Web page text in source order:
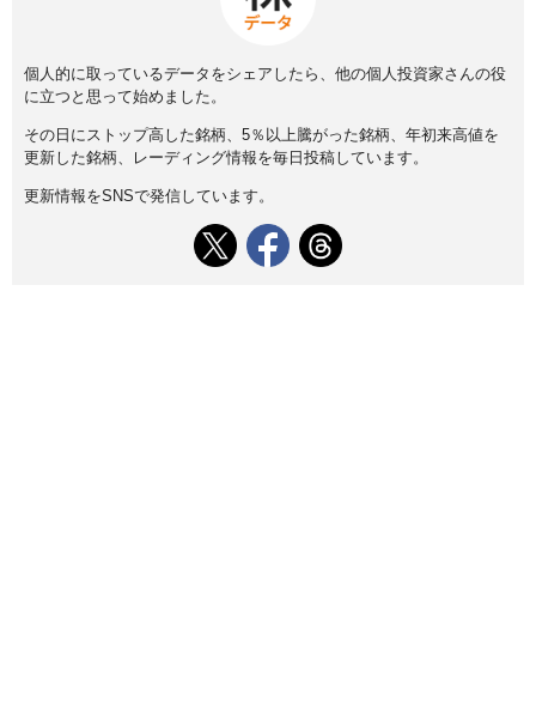
個人的に取っているデータをシェアしたら、他の個人投資家さんの役
に立つと思って始めました。
その日にストップ高した銘柄、5％以上騰がった銘柄、年初来高値を
更新した銘柄、レーディング情報を毎日投稿しています。
更新情報をSNSで発信しています。